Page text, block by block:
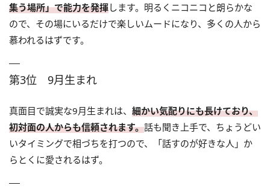
集う場所」で能力を発揮します。明るくニコニコと朗らかな
ので、その場にいるだけで楽しいムードになり、多くの人から
慕われるはずです。
第3位 9月生まれ
真面目で誠実な9月生まれは、 細かい気配りにも長けており、
初対面の人からも信頼されます。話も聞き上手で、ちょうどい
いタイミングで相づちを打つので、「話すのが好きな人」か
らとくに愛されるはず。